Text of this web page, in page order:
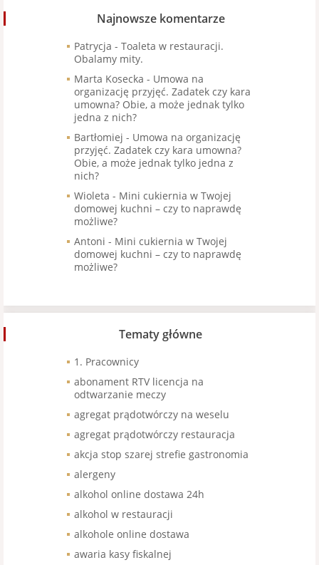
Najnowsze komentarze
Patrycja - Toaleta w restauracji.
Obalamy mity.
Marta Kosecka - Umowa na
organizację przyjęć. Zadatek czy kara
umowna? Obie, a może jednak tylko
jedna z nich?
Bartłomiej - Umowa na organizację
przyjęć. Zadatek czy kara umowna?
Obie, a może jednak tylko jedna z
nich?
Wioleta - Mini cukiernia w Twojej
domowej kuchni – czy to naprawdę
możliwe?
Antoni - Mini cukiernia w Twojej
domowej kuchni – czy to naprawdę
możliwe?
Tematy główne
1. Pracownicy
abonament RTV licencja na
odtwarzanie meczy
agregat prądotwórczy na weselu
agregat prądotwórczy restauracja
akcja stop szarej strefie gastronomia
alergeny
alkohol online dostawa 24h
alkohol w restauracji
alkohole online dostawa
awaria kasy fiskalnej